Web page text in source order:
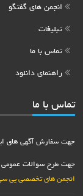
انجمن های گفتگو
تبلیغات
تماس با ما
راهنمای دانلود
تماس با ما
جهت سفارش آگهی های
جهت طرح سوالات عمومی
انجمن های تخصصی پی